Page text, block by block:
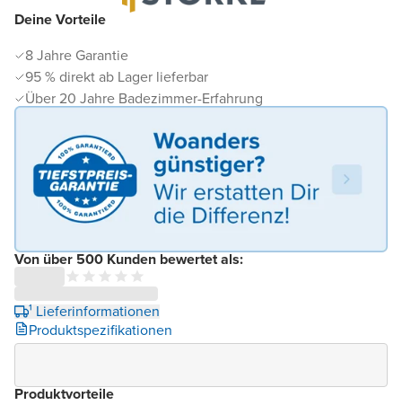
Deine Vorteile
8 Jahre Garantie
95 % direkt ab Lager lieferbar
Über 20 Jahre Badezimmer-Erfahrung
Von über 500 Kunden bewertet als:
¹ Lieferinformationen
Produktspezifikationen
Produktvorteile